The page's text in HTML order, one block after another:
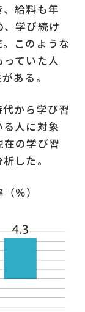
給料も年
学び続け
このような
ていた人
ある。
から学び習
人に対象
の学び習
した。
％）